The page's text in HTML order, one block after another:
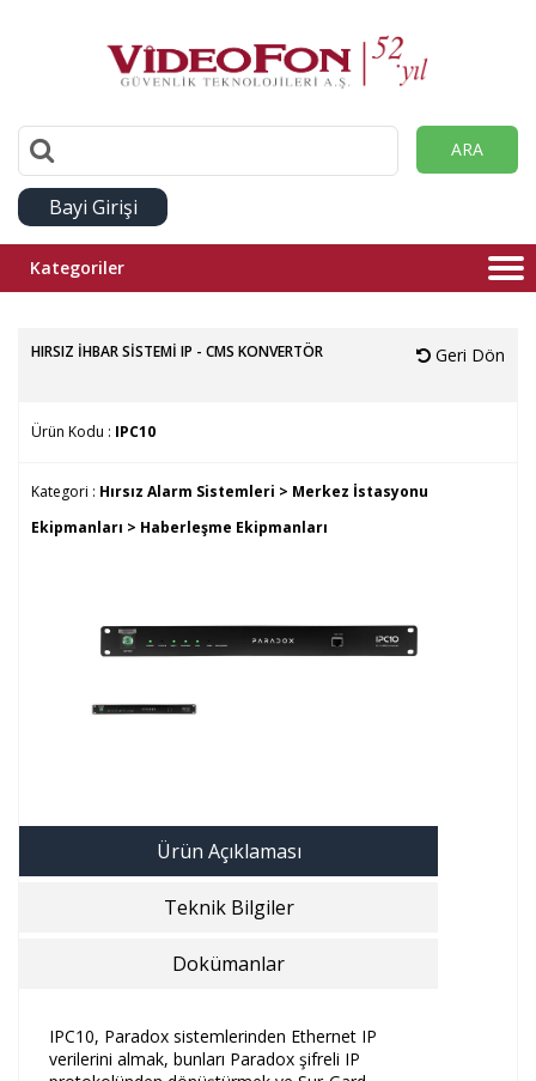
ARA
Bayi Girişi
Kategoriler
HIRSIZ İHBAR SİSTEMİ IP - CMS KONVERTÖR Geri Dön
Ürün Kodu : IPC10
Kategori : Hırsız Alarm Sistemleri > Merkez İstasyonu
Ekipmanları > Haberleşme Ekipmanları
Ürün Açıklaması
Teknik Bilgiler
Dokümanlar
IPC10, Paradox sistemlerinden Ethernet IP
verilerini almak, bunları Paradox şifreli IP